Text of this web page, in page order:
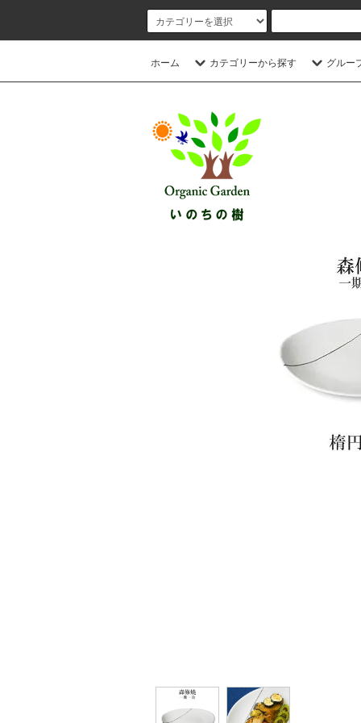
ホーム カテゴリーから探す グルー